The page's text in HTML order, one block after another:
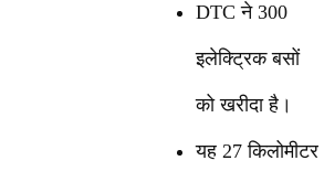
DTC ने 300
इलेक्ट्रिक बसों
को खरीदा है।
यह 27 किलोमीटर